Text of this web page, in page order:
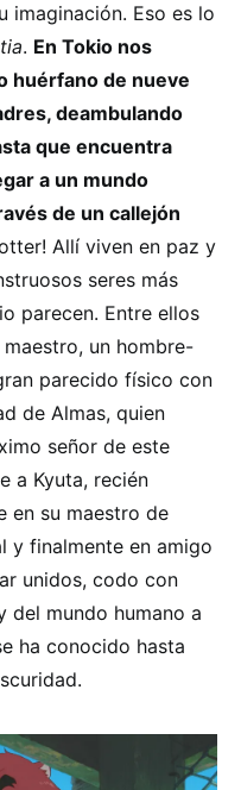
imaginación. Eso es lo
. En Tokio nos
huérfano de nueve
deambulando
que encuentra
a un mundo
de un callejón
Allí viven en paz y
seres más
parecen. Entre ellos
un hombre-
parecido físico con
de Almas, quien
señor de este
a Kyuta, recién
en su maestro de
y finalmente en amigo
unidos, codo con
del mundo humano a
ha conocido hasta